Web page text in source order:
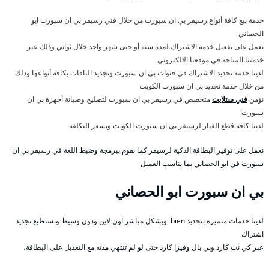
خدمة بيع كافة أنواع رسيفر بي ان سبورت من خلال فني رسيفر بي ان سبورت ابو
الحصاني
نعمل على تفعيل خدمة الاشتراك لمدة سنة أو حتى شهر واحد خلال ثواني وذلك عبر
خدمتنا المتاحة في موقعنا الالكتروني
لدينا خدمة تجديد الاشتراك في قنوات بي ان سبورت وتجديد الباقات بكافة أنواعها وذلك
من خلال خدمة تجديد بي ان سبورت الكويت
نؤمن فني ستلايتمتخصص في رسيفر بي ان سبورت لتصليح وصيانة أجهزة بي ان
سبورت
لدينا كافة قطع الغيار لرسيفر بي ان سبورت الكويت وبسعر التكلفة
نعمل على توفير البطاقة الذكية لرسيفر كما نقوم ببرمجة وضبط اللغة في رسيفر بي ان
سبورت في ابو الحصاني بما يناسب العميل
بي ان سبورت ابو الحصاني
لدينا خدمات متميزة بتجديد bien وبشكل مباشر اون لاين ودون وسيط وتستطيع تجديد
اشتراك
عبر كي نت كارد وبي بال وفيزا كارد حتى لو لم تنتهي مدته مع التعديل على البطاقة،